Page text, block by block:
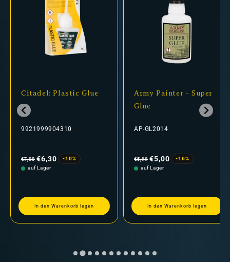
Citadel: Plastic Glue
9921999904310
Preis
€7,00 €6,30
-10%
auf Lager
In den Warenkorb legen
Army Painter - Super
Glue
AP-GL2014
Preis
€5,99 €5,00
-16%
auf Lager
In den Warenkorb legen